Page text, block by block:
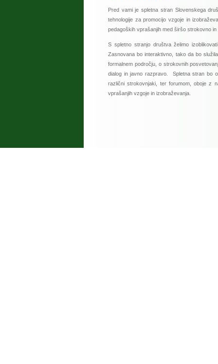
Pred vami je spletna stran Slovenskega
tehnologije za promocijo vzgoje in
pedagoških vprašanjih med širšo strokovno
S spletno stranjo društva želimo
Zasnovana bo interaktivno, tako da bo
formalnem področju, o strokovnih
dialog in javno razpravo. Spletna stran bo
različni strokovnjaki, ter forumom, oboje z
vprašanjih vzgoje in izobraževanja.